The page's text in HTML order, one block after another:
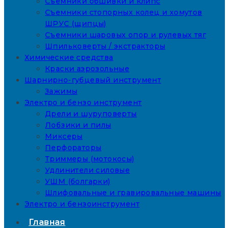
Съемники стопорных колец и хомутов
ШРУС (щипцы)
Съемники шаровых опор и рулевых тяг
Шпильковерты / экстракторы
Химические средства
Краски аэрозольные
Шарнирно-губцевый инструмент
Зажимы
Электро и бензо инструмент
Дрели и шуруповерты
Лобзики и пилы
Миксеры
Перфораторы
Триммеры (мотокосы)
Удлинители силовые
УШМ (болгарки)
Шлифовальные и гравировальные машины
Электро и бензоинструмент
Главная